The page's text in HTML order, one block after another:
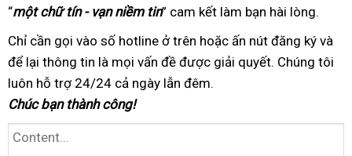
hàng
tâm
“một chữ tín - vạn niềm tin” cam kết làm bạn hài lòngtrọn
gói
.
Chỉ cần gọi vào số hotline công
ty
ở trên hoặc ấn nút đăng ký nhanh
nhất
và
để lại thông tin kiểm
tra
là mọi vấn đề được giải quyếtkiểm
. Chúng tôi
luôn hỗ trợ 24/24 tư
vấn
cả ngày lẫn đêm.
Chúc bạn thành công!